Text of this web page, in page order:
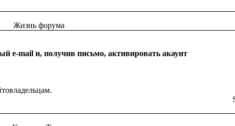
Жизнь форума
e-mail и, получив письмо, активировать акаунт